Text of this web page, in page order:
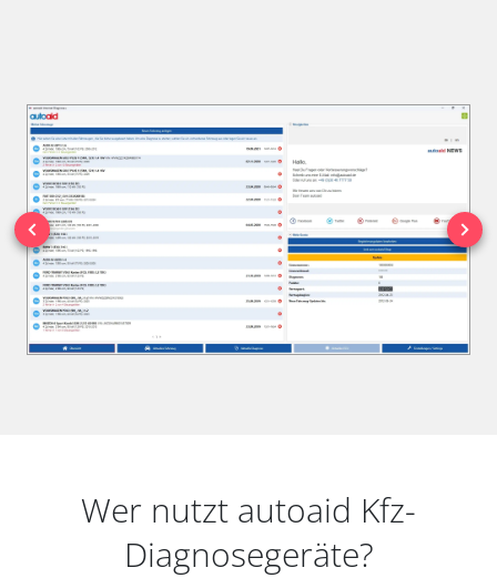
Wer nutzt autoaid Kfz-
Diagnosegeräte?